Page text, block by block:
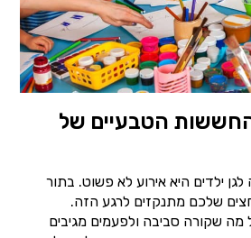
הטבעיים של
ילדים היא אירוע לא פשוט. בתור
שלכם מתנקזים לרגע הזה.
מה שקורה סביבה ולפעמים מגיבים